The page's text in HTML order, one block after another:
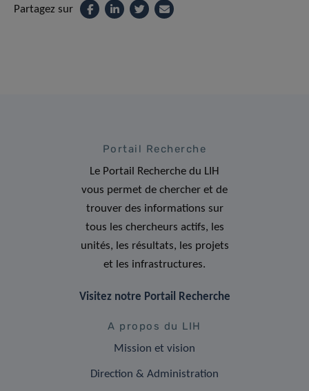
Partagez sur
Portail Recherche
Le Portail Recherche du LIH
vous permet de chercher et de
trouver des informations sur
tous les chercheurs actifs, les
unités, les résultats, les projets
et les infrastructures.
Visitez notre Portail Recherche
A propos du LIH
Mission et vision
Direction & Administration